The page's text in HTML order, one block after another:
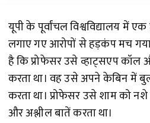
यूपी के पूर्वांचल विश्वविद्यालय में एक
लगाए गए आरोपों से हड़कंप मच गया
है कि प्रोफेसर उसे व्हाट्सएप कॉल
करता था। वह उसे अपने केबिन में
करता था। प्रोफेसर उसे शाम को
और अश्लील बातें करता था।